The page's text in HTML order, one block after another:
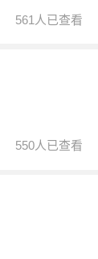
561人已查看
550人已查看